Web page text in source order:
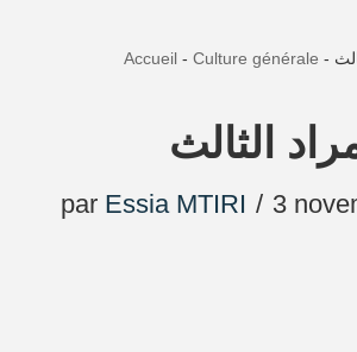
Accueil- Culture générale -
الثالث
par Essia MTIRI 3